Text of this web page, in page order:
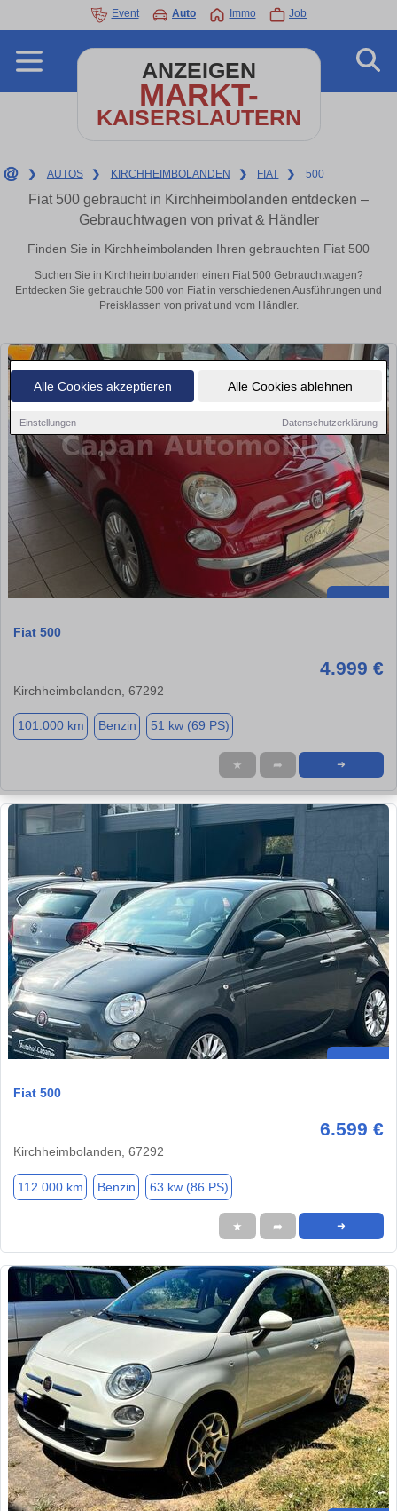
Alle Cookies akzeptieren Alle Cookies ablehnen
Einstellungen Datenschutzerklärung
Event Auto Immo Job
ANZEIGEN
MARKT-
KAISERSLAUTERN
❯ AUTOS ❯ KIRCHHEIMBOLANDEN ❯ FIAT ❯ 500
Fiat 500 gebraucht in Kirchheimbolanden entdecken –
Gebrauchtwagen von privat & Händler
Finden Sie in Kirchheimbolanden Ihren gebrauchten Fiat 500
Suchen Sie in Kirchheimbolanden einen Fiat 500 Gebrauchtwagen?
Entdecken Sie gebrauchte 500 von Fiat in verschiedenen Ausführungen und
Preisklassen von privat und vom Händler.
Fiat 500
4.999 €
Kirchheimbolanden, 67292
101.000 km Benzin 51 kw (69 PS)
★ ➦ ➜
Fiat 500
6.599 €
Kirchheimbolanden, 67292
112.000 km Benzin 63 kw (86 PS)
★ ➦ ➜